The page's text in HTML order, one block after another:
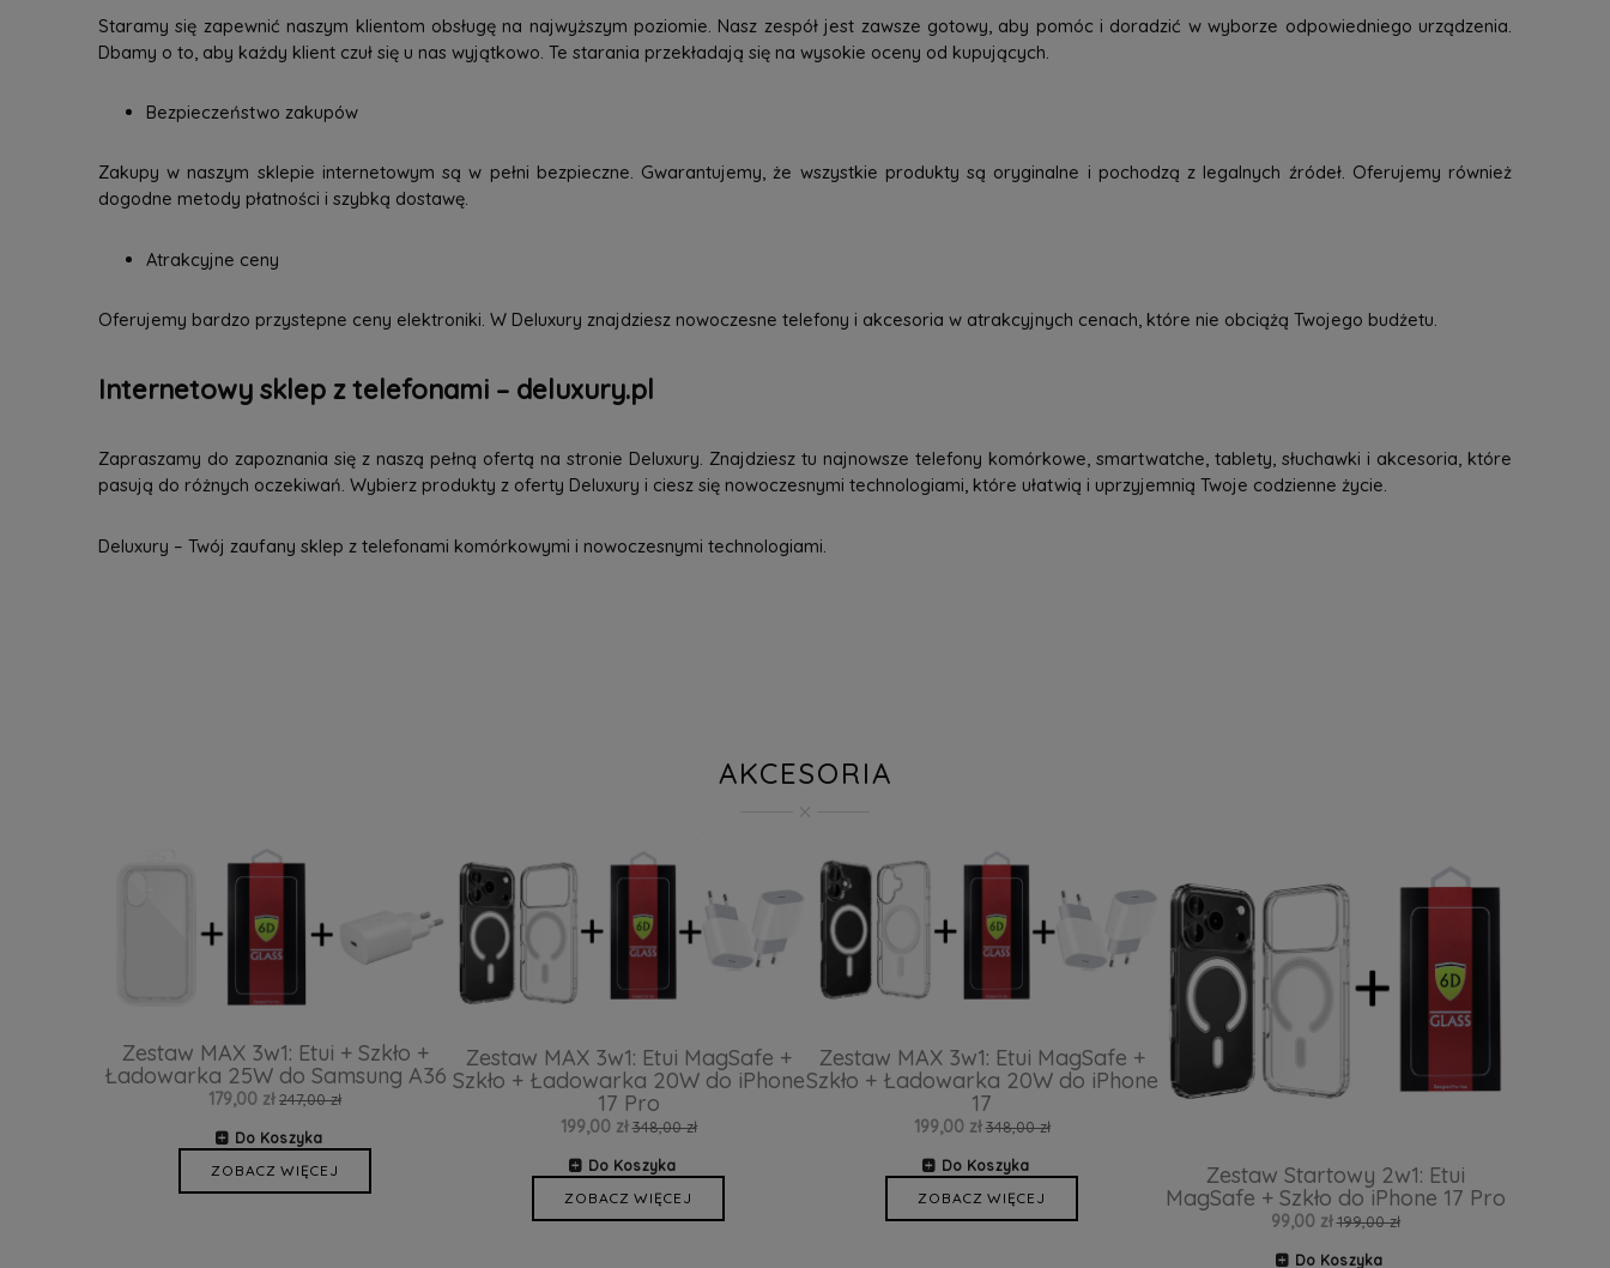
Staramy się zapewnić naszym klientom obsługę na najwyższym poziomie. Nasz zespół jest zawsze gotowy, aby pomóc i doradzić w wyborze odpowiedniego urządzenia.
Dbamy o to, aby każdy klient czuł się u nas wyjątkowo. Te starania przekładają się na wysokie oceny od kupujących.
Bezpieczeństwo zakupów
Zakupy w naszym sklepie internetowym są w pełni bezpieczne. Gwarantujemy, że wszystkie produkty są oryginalne i pochodzą z legalnych źródeł. Oferujemy również
dogodne metody płatności i szybką dostawę.
Atrakcyjne ceny
Oferujemy bardzo przystepne ceny elektroniki. W Deluxury znajdziesz nowoczesne telefony i akcesoria w atrakcyjnych cenach, które nie obciążą Twojego budżetu.
Internetowy sklep z telefonami – deluxury.pl
Zapraszamy do zapoznania się z naszą pełną ofertą na stronie Deluxury. Znajdziesz tu najnowsze telefony komórkowe, smartwatche, tablety, słuchawki i akcesoria, które
pasują do różnych oczekiwań. Wybierz produkty z oferty Deluxury i ciesz się nowoczesnymi technologiami, które ułatwią i uprzyjemnią Twoje codzienne życie.
Deluxury – Twój zaufany sklep z telefonami komórkowymi i nowoczesnymi technologiami.
AKCESORIA
Zestaw MAX 3w1: Etui + Szkło +
Ładowarka 25W do Samsung A36
179,00 zł 247,00 zł
Do Koszyka
ZOBACZ WIĘCEJ
Zestaw MAX 3w1: Etui MagSafe +
Szkło + Ładowarka 20W do iPhone
17 Pro
199,00 zł 348,00 zł
Do Koszyka
ZOBACZ WIĘCEJ
Zestaw MAX 3w1: Etui MagSafe +
Szkło + Ładowarka 20W do iPhone
17
199,00 zł 348,00 zł
Do Koszyka
ZOBACZ WIĘCEJ
Zestaw Startowy 2w1: Etui
MagSafe + Szkło do iPhone 17 Pro
99,00 zł 199,00 zł
Do Koszyka